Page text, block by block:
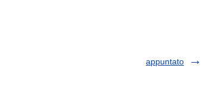
appuntato